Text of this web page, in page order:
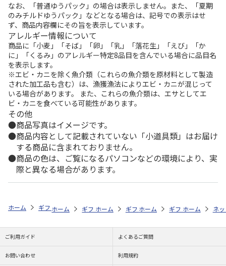
なお、「普通ゆうパック」の場合は表示しません。また、「夏期
のみチルドゆうパック」などとなる場合は、記号での表示はせ
ず、商品内容欄にその旨を表示しています。
アレルギー情報について
商品に「小麦」「そば」「卵」「乳」「落花生」「えび」「か
に」「くるみ」のアレルギー特定8品目を含んでいる場合に品目名
を表示します。
※エビ・カニを除く魚介類（これらの魚介類を原材料として製造
された加工品も含む）は、漁獲漁法によりエビ・カニが混じって
いる場合があります。 また、これらの魚介類は、エサとしてエ
ビ・カニを食べている可能性があります。
その他
商品写真はイメージです。
商品内容として記載されていない「小道具類」はお届け
する商品に含まれておりません。
商品の色は、ご覧になるパソコンなどの環境により、実
際と異なる場合があります。
ホーム ギフトストア お中元・夏ギフト特集 2026 ドリンク ＜
ホーム ギフトストア お中元・夏ギフト特集 2026
ホーム ギフトストア お中元・夏ギフト
ホーム ギフトストア お
ホーム ネ
ご利用ガイド よくあるご質問
お問い合わせ 利用規約